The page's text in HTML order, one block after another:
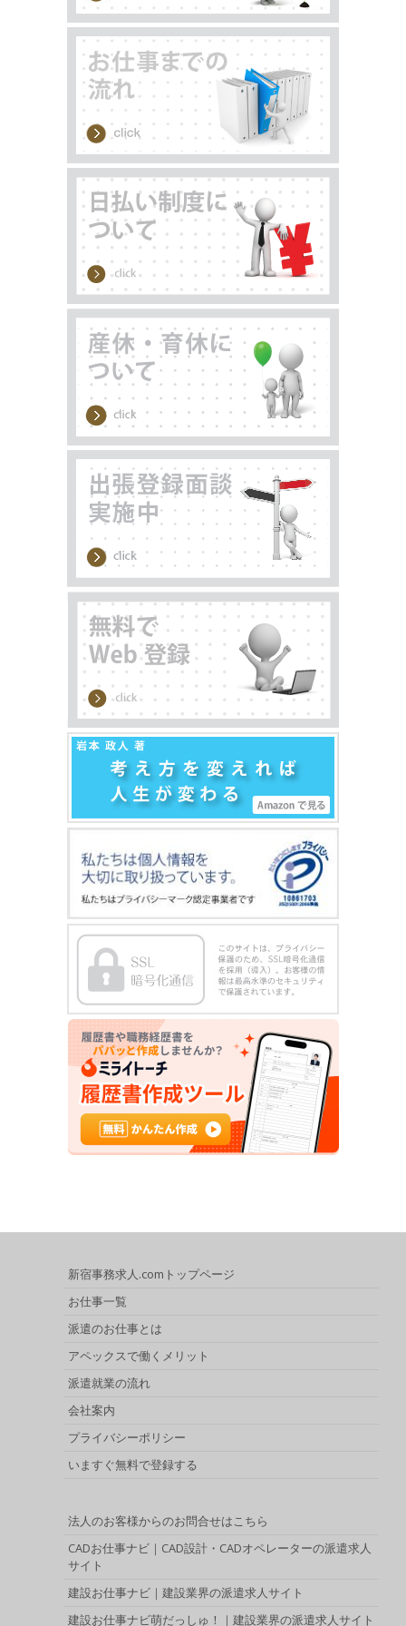
新宿事務求人.comトップページ
お仕事一覧
派遣のお仕事とは
アペックスで働くメリット
派遣就業の流れ
会社案内
プライバシーポリシー
いますぐ無料で登録する
法人のお客様からのお問合せはこちら
CADお仕事ナビ｜CAD設計・CADオペレーターの派遣求人
サイト
建設お仕事ナビ｜建設業界の派遣求人サイト
建設お仕事ナビ萌だっしゅ！｜建設業界の派遣求人サイト